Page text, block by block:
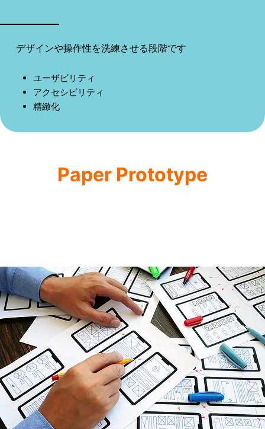
デザインや操作性を洗練させる段階です
ユーザビリティ
アクセシビリティ
精緻化
Paper Prototype